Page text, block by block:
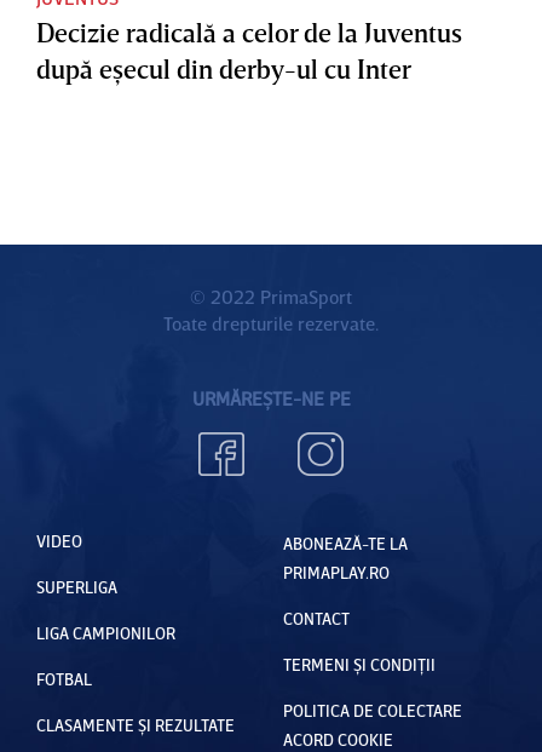
Decizie radicală a celor de la Juventus
după eşecul din derby-ul cu Inter
© 2022 PrimaSport
Toate drepturile rezervate.
URMĂREȘTE-NE PE
VIDEO
SUPERLIGA
LIGA CAMPIONILOR
FOTBAL
CLASAMENTE ȘI REZULTATE
ABONEAZĂ-TE LA
PRIMAPLAY.RO
CONTACT
TERMENI ȘI CONDIȚII
POLITICA DE COLECTARE
ACORD COOKIE